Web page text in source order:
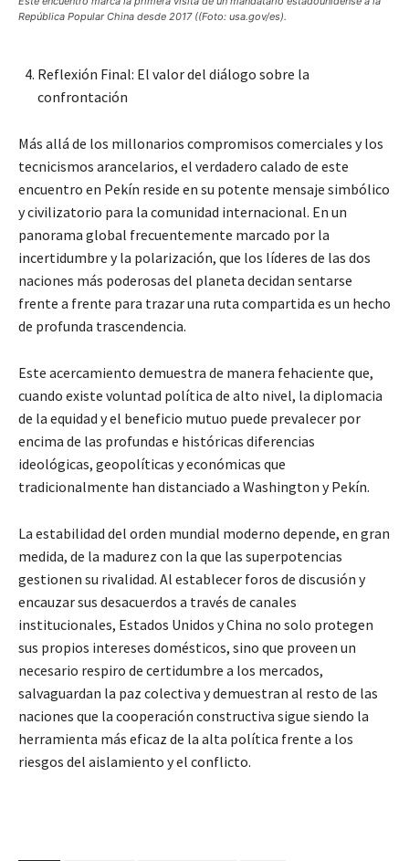
República Popular China desde 2017 ((Foto: usa.gov/es).
Reflexión Final: El valor del diálogo sobre la
confrontación
Más allá de los millonarios compromisos comerciales y los
tecnicismos arancelarios, el verdadero calado de este
encuentro en Pekín reside en su potente mensaje simbólico
y civilizatorio para la comunidad internacional. En un
panorama global frecuentemente marcado por la
incertidumbre y la polarización, que los líderes de las dos
naciones más poderosas del planeta decidan sentarse
frente a frente para trazar una ruta compartida es un hecho
de profunda trascendencia.
Este acercamiento demuestra de manera fehaciente que,
cuando existe voluntad política de alto nivel, la diplomacia
de la equidad y el beneficio mutuo puede prevalecer por
encima de las profundas e históricas diferencias
ideológicas, geopolíticas y económicas que
tradicionalmente han distanciado a Washington y Pekín.
La estabilidad del orden mundial moderno depende, en gran
medida, de la madurez con la que las superpotencias
gestionen su rivalidad. Al establecer foros de discusión y
encauzar sus desacuerdos a través de canales
institucionales, Estados Unidos y China no solo protegen
sus propios intereses domésticos, sino que proveen un
necesario respiro de certidumbre a los mercados,
salvaguardan la paz colectiva y demuestran al resto de las
naciones que la cooperación constructiva sigue siendo la
herramienta más eficaz de la alta política frente a los
riesgos del aislamiento y el conflicto.